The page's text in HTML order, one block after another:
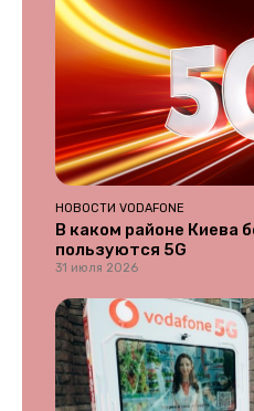
НОВОСТИ VODAFONE
В каком районе Киева
пользуются 5G
31 июля 2026